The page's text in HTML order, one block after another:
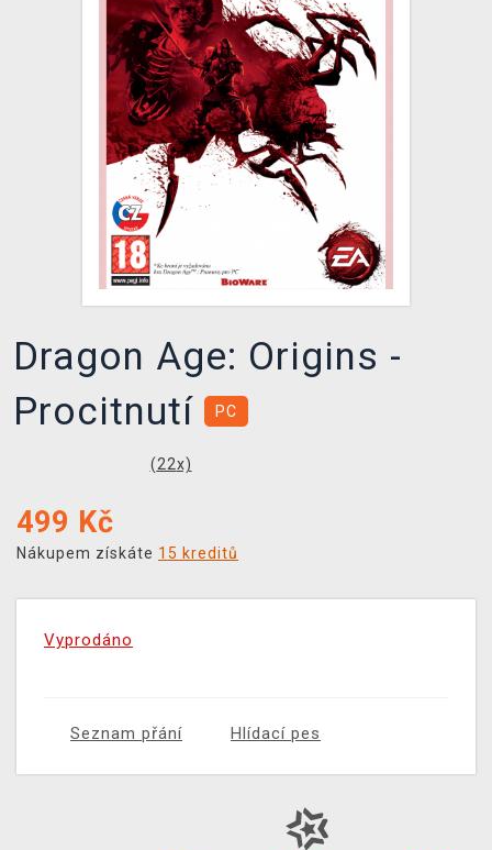
PRODEJNY
DOPRAVA
XZONE KLUB
TCG & BOARDGAME HUB
VÝKUP HER (BAZAR)
Dragon Age: Origins -
Procitnutí
PC
(22x)
499 Kč
Nákupem získáte 15 kreditů
Vyprodáno
Seznam přání Hlídací pes